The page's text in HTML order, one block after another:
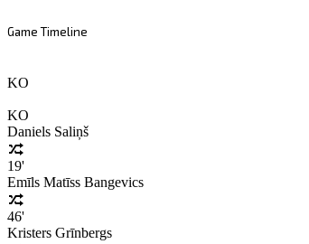
Game Timeline
KO
KO
Daniels Saliņš
19'
Emīls Matīss Bangevics
46'
Kristers Grīnbergs